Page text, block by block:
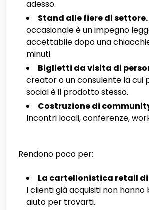
adesso.
Stand alle fiere di settore.
occasionale è un impegno
accettabile dopo una
minuti.
Biglietti da visita di
creator o un consulente la cui
social è il prodotto stesso.
Costruzione di
Incontri locali, conferenze,
Rendono poco per:
La cartellonistica retail
I clienti già acquisiti non hanno
aiuto per trovarti.